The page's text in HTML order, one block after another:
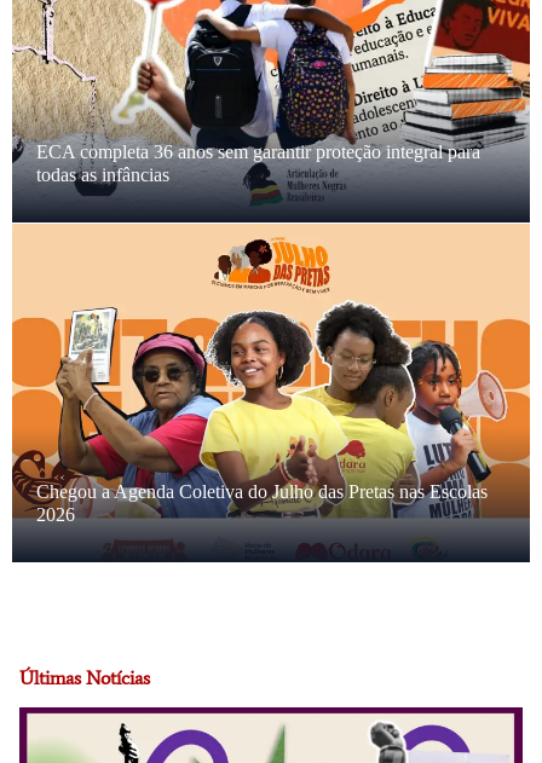
Estão abertas as inscrições para a Agenda Coletiva da 14ª
edição do Julho das Pretas
O Brasil precisa romper com a cultura escravocrata no
trabalho doméstico: pela responsabilização da torturadora
Carolina Sthela Ferreira já!
Últimas Notícias